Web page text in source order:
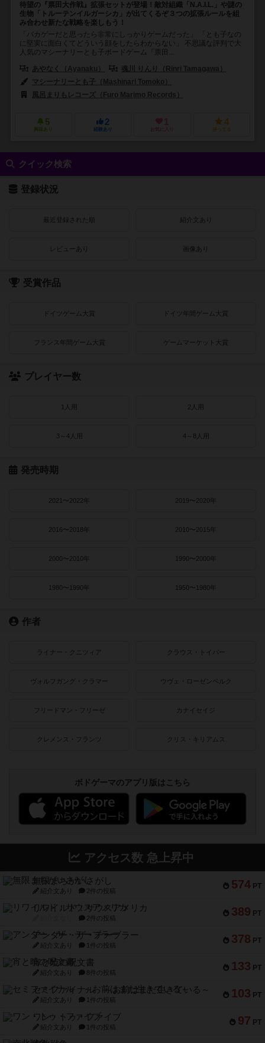
待望の『票田大作戦』拡張セットが登場！敵対組織「N.A.I.L.」や謎の
生物「トルーテンイルガーシカ」が出てくるぞ３つの拡張ルールを組
み合わせ新たな戦略を楽しもう！
「バカゲーだと思ったら非常にしっかりゲームだった」 「とも子なの
に堅実に面白くてどういう顔をしたらわからない」 不思議な評判で大
人気のマシーナリーとも子ボードゲーム『票田...
あやなく（Ayanaku）
魂川 りんり（Rinri Tamagawa）
マシーナリーとも子（Mashinari Tomoko）
風呂まりもレコーズ（Furo Marimo Records）
5
興味あり
2
経験あり
1
お気に入り
4
持ってる
クイック検索
登録状況
最近登録された順 紹介文あり
レビューあり 画像あり
受賞作品
ドイツゲーム大賞 ドイツ年間ゲーム大賞
フランス年間ゲーム大賞 ゲームマーケット大賞
プレイヤー数
1人用 2人用
3～4人用 4～8人用
発売時期
2021〜2022年 2019〜2020年
2016〜2018年 2010〜2015年
2000〜2010年 1990〜2000年
1980〜1990年 1950〜1980年
作者
ライナー・クニツィア クラウス・トイバー
ヴォルフガング・クラマー ウヴェ・ローゼンベルク
フリードマン・フリーゼ カナイセイジ
クレメンス・フランツ クリス・キリアムス
ボドゲーマのアプリ版はこちら
アクセス数 急上昇中
574 PT
無限まちがいさがし
紹介文あり 2件の投稿
389 PT
リワイルド：サウスアメリカ
2件の投稿
378 PT
アンダー・ザ・テーブラー
紹介文あり 1件の投稿
133 PT
宵と暁の呪文書
紹介文あり 8件の投稿
103 PT
セミファイナル ～お前はまだ生きている～
紹介文あり 1件の投稿
97 PT
ワン・トゥ・ファイブ
紹介文あり 1件の投稿